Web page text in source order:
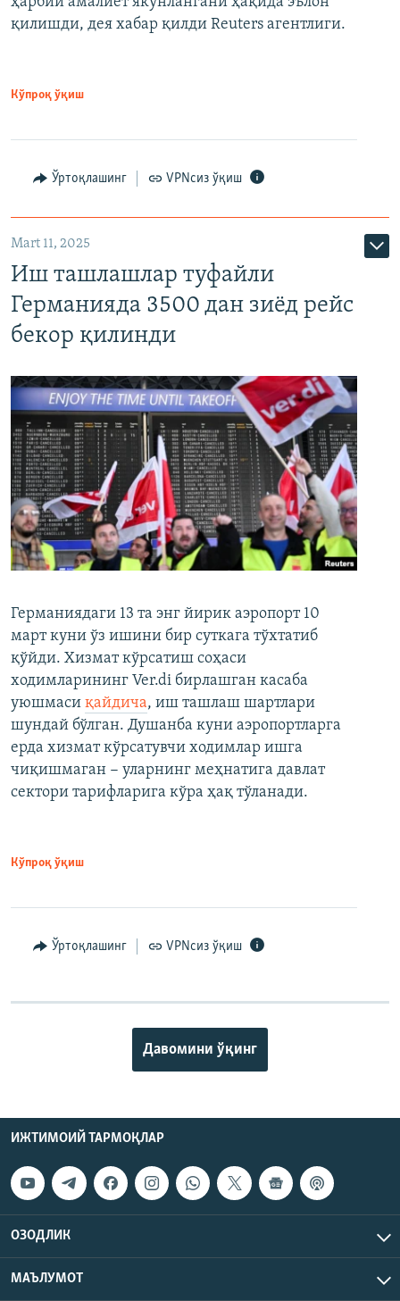
қилишди, дея хабар қилди Reuters агентлиги.
Кўпроқ ўқиш
Ўртоқлашинг VPNсиз ўқиш
Mart 11, 2025
Иш ташлашлар туфайли
Германияда 3500 дан зиёд рейс
бекор қилинди
Германиядаги 13 та энг йирик аэропорт 10
март куни ўз ишини бир суткага тўхтатиб
қўйди. Хизмат кўрсатиш соҳаси
ходимларининг Ver.di бирлашган касаба
уюшмаси қайдича, иш ташлаш шартлари
шундай бўлган. Душанба куни аэропортларга
ерда хизмат кўрсатувчи ходимлар ишга
чиқишмаган − уларнинг меҳнатига давлат
сектори тарифларига кўра ҳақ тўланади.
Кўпроқ ўқиш
Ўртоқлашинг VPNсиз ўқиш
Давомини ўқинг
ИЖТИМОИЙ ТАРМОҚЛАР
ОЗОДЛИК
МАЪЛУМОТ